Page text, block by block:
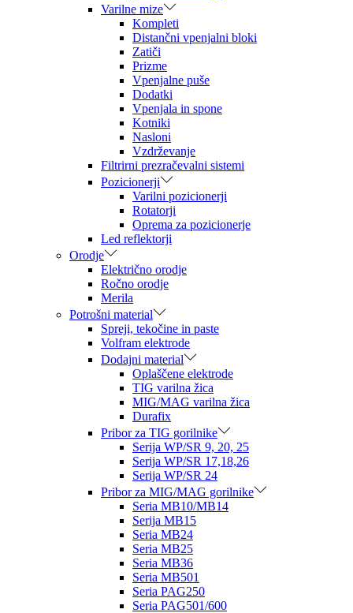
Varilne mize
Kompleti
Distančni vpenjalni bloki
Zatiči
Prizme
Vpenjalne puše
Dodatki
Vpenjala in spone
Kotniki
Nasloni
Vzdrževanje
Filtrirni prezračevalni sistemi
Pozicionerji
Varilni pozicionerji
Rotatorji
Oprema za pozicionerje
Led reflektorji
Orodje
Električno orodje
Ročno orodje
Merila
Potrošni material
Spreji, tekočine in paste
Volfram elektrode
Dodajni material
Oplaščene elektrode
TIG varilna žica
MIG/MAG varilna žica
Durafix
Pribor za TIG gorilnike
Serija WP/SR 9, 20, 25
Serija WP/SR 17,18,26
Serija WP/SR 24
Pribor za MIG/MAG gorilnike
Seria MB10/MB14
Serija MB15
Seria MB24
Seria MB25
Seria MB36
Seria MB501
Seria PAG250
Seria PAG501/600